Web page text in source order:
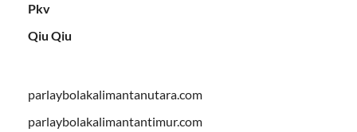
Pkv
Qiu Qiu
parlaybolakalimantanutara.com
parlaybolakalimantantimur.com